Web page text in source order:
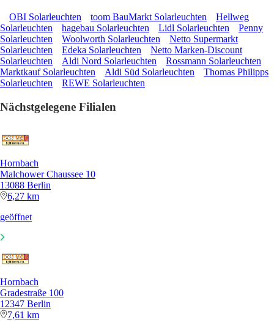
OBI Solarleuchten toom BauMarkt Solarleuchten
Hellweg
Solarleuchten
hagebau Solarleuchten Lidl Solarleuchten
Penny
Solarleuchten
Woolworth Solarleuchten
Netto Supermarkt
Solarleuchten
Edeka Solarleuchten
Netto Marken-Discount
Solarleuchten
Aldi Nord Solarleuchten
Rossmann Solarleuchten
Marktkauf Solarleuchten
Aldi Süd Solarleuchten
Thomas Philipps
Solarleuchten
REWE Solarleuchten
Nächstgelegene Filialen
Hornbach
Malchower Chaussee 10
13088 Berlin
6,27 km
geöffnet
Hornbach
Gradestraße 100
12347 Berlin
7,61 km